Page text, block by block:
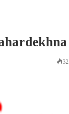
dekhna
32